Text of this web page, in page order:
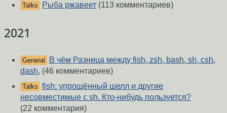
Talks Рыба ржавеет (113 комментариев)
2021
General
В чём Разница между fish, zsh, bash, sh, csh,
dash, (46 комментариев)
Talks fish: упрощённый шелл и другие
несовместимые с sh. Кто-нибудь пользуется?
(22 комментария)